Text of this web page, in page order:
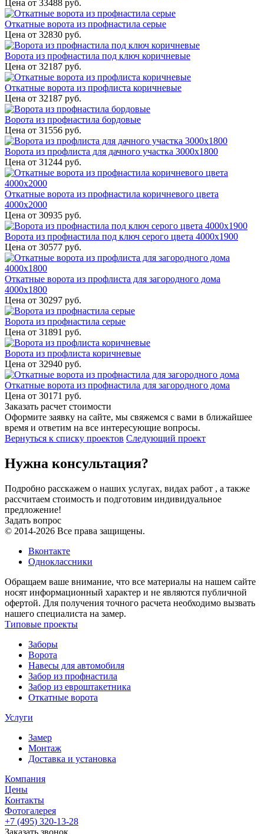
Цена от 33488 руб.
Откатные ворота из профнастила серые
Цена от 32830 руб.
Ворота из профнастила под ключ коричневые
Цена от 32187 руб.
Откатные ворота из профлиста коричневые
Цена от 32187 руб.
Ворота из профнастила бордовые
Цена от 31556 руб.
Ворота из профлиста для дачного участка 3000x1800
Цена от 31244 руб.
Откатные ворота из профнастила коричневого цвета
4000x2000
Цена от 30935 руб.
Ворота из профнастила под ключ серого цвета 4000x1900
Цена от 30577 руб.
Откатные ворота из профлиста для загородного дома
4000х1800
Цена от 30297 руб.
Ворота из профнастила серые
Цена от 31891 руб.
Ворота из профлиста коричневые
Цена от 32940 руб.
Откатные ворота из профнастила для загородного дома
Цена от 30171 руб.
Заказать расчет стоимости
Оформите заявку на сайте, мы свяжемся с вами в ближайшее
время и ответим на все интересующие вопросы.
Вернуться к списку проектов Следующий проект
Нужна консультация?
Подробно расскажем о наших услугах, видах работ , а также
рассчитаем стоимость и подготовим индивидуальное
предложение!
Задать вопрос
© 2014-2026 Все права защищены.
Вконтакте
Одноклассники
Обращаем ваше внимание, что все материалы на нашем сайте
носят информационный характер и не являются публичной
офертой. Для получения точного расчета необходимо вызвать
нашего специалиста на замер.
Типовые проекты
Заборы
Ворота
Навесы для автомобиля
Забор из профнастила
Забор из евроштакетника
Откатные ворота
Услуги
Замер
Монтаж
Доставка и установка
Компания
Цены
Контакты
Фотогалерея
+7 (495) 320-13-28
Заказать звонок